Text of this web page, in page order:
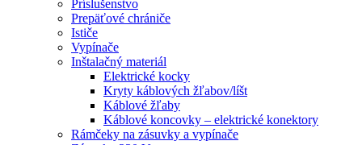
Príslušenstvo
Prepäťové chrániče
Ističe
Vypínače
Inštalačný materiál
Elektrické kocky
Kryty káblových žľabov/líšt
Káblové žľaby
Káblové koncovky – elektrické konektory
Rámčeky na zásuvky a vypínače